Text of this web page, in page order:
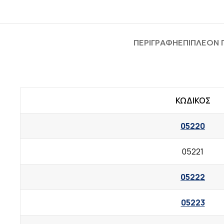
ΠΕΡΙΓΡΑΦΉΕΠΙΠΛΈΟΝ
ΚΩΔΙΚΟΣ
05220
05221
05222
05223